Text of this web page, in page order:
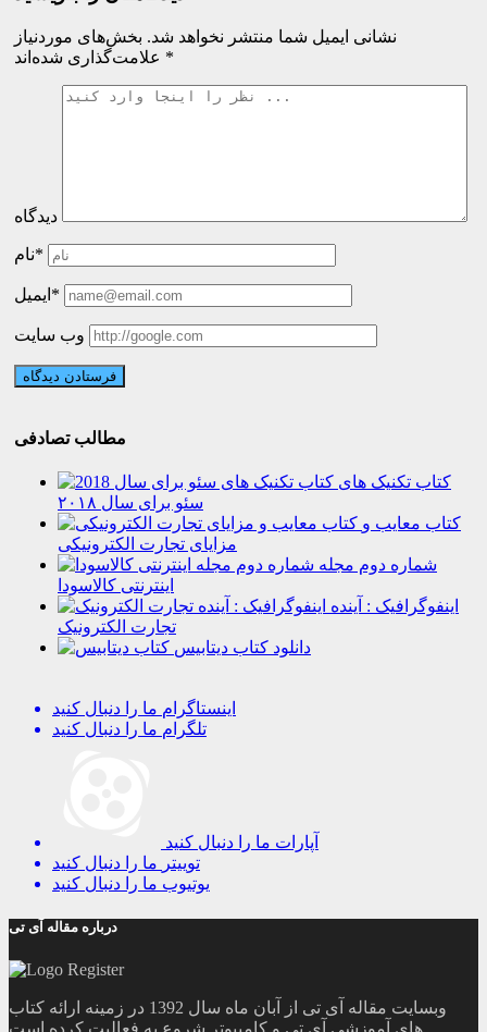
نشانی ایمیل شما منتشر نخواهد شد. بخش‌های موردنیاز
*
دیدگاه
نام*
ایمیل*
وب سایت
مطالب تصادفی
کتاب تکنیک های
سئو برای سال ۲۰۱۸
کتاب معایب و
مزایای تجارت الکترونیکی
شماره دوم مجله
اینترنتی کالاسودا
اینفوگرافیک : آینده
تجارت الکترونیک
دانلود کتاب دیتابیس
اینستاگرام ما را دنبال کنید
تلگرام ما را دنبال کنید
آپارات ما را دنبال کنید
توییتر ما را دنبال کنید
یوتیوب ما را دنبال کنید
درباره مقاله آی تی
وبسایت مقاله آی تی از آبان ماه سال 1392 در زمینه ارائه کتاب